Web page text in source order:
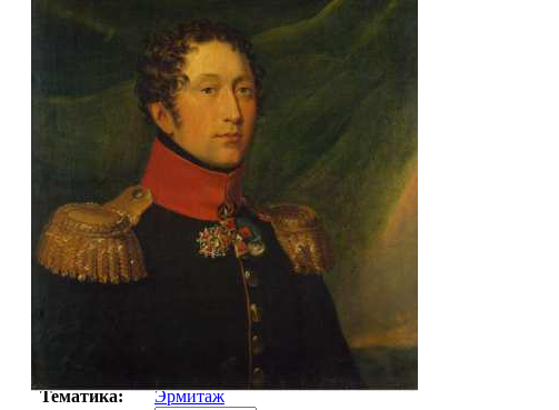
Русская живопись XIX века
Тематика:
Эрмитаж